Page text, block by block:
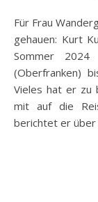
Für Frau Wandergans hat ein neuer Gastautor in die Tasten
gehauen: Kurt
Sommer
(Oberfranken)
Vieles hat er zu
mit auf die
berichtet er über